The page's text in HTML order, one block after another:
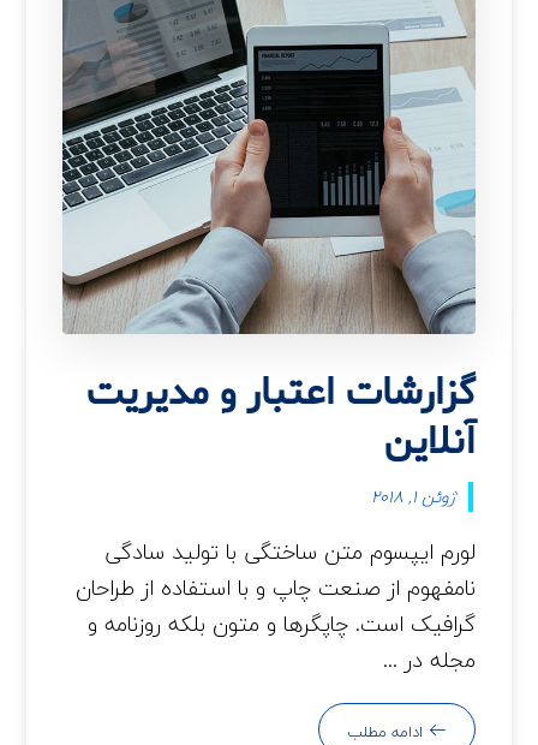
گزارشات اعتبار و مدیریت
آنلاین
ژوئن 1, 2018
لورم ایپسوم متن ساختگی با تولید سادگی
نامفهوم از صنعت چاپ و با استفاده از طراحان
گرافیک است. چاپگرها و متون بلکه روزنامه و
مجله در ...
ادامه مطلب